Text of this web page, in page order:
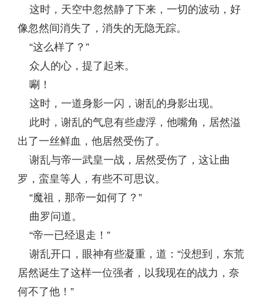
这时，天空中忽然静了下来，一切的波动，好
像忽然间消失了，消失的无隐无踪。
“这么样了？”
众人的心，提了起来。
唰！
这时，一道身影一闪，谢乱的身影出现。
此时，谢乱的气息有些虚浮，他嘴角，居然溢
出了一丝鲜血，他居然受伤了。
谢乱与帝一武皇一战，居然受伤了，这让曲
罗，蛮皇等人，有些不可思议。
“魔祖，那帝一如何了？”
曲罗问道。
“帝一已经退走！”
谢乱开口，眼神有些凝重，道：“没想到，东荒
居然诞生了这样一位强者，以我现在的战力，奈
何不了他！”